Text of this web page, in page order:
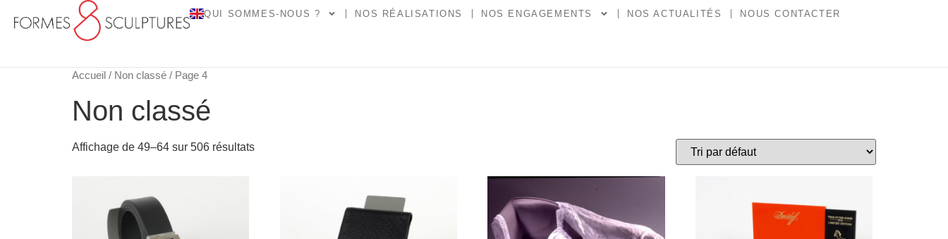
QUI SOMMES-NOUS ? NOS RÉALISATIONS NOS ENGAGEMENTS NOS ACTUALITÉS NOUS CONTACTER
Accueil / Non classé / Page 4
Non classé
Affichage de 49–64 sur 506 résultats